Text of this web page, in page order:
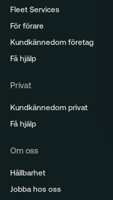
Fleet Services
För förare
Kundkännedom företag
Få hjälp
Privat
Kundkännedom privat
Få hjälp
Om oss
Hållbarhet
Jobba hos oss